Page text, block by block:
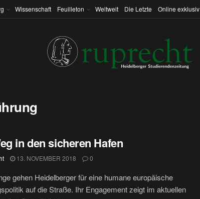
Wissenschaft Feuilleton Weltweit Die Letzte Online exklusiv
in den sicheren Hafen
13. NOVEMBER 2018 0
gehen Heidelberger für eine humane europäische
auf die Straße. Ihr Engagement zeigt im aktuellen